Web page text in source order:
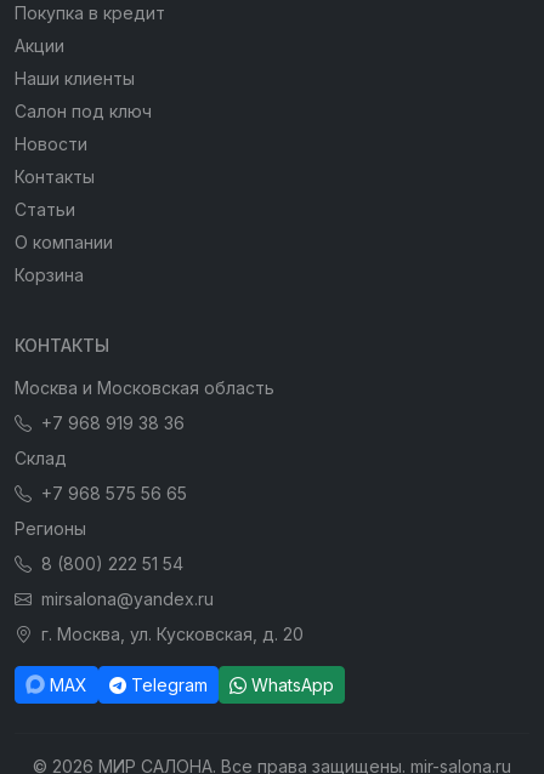
Покупка в кредит
Акции
Наши клиенты
Салон под ключ
Новости
Контакты
Статьи
О компании
Корзина
КОНТАКТЫ
Москва и Московская область
+7 968 919 38 36
Склад
+7 968 575 56 65
Регионы
8 (800) 222 51 54
mirsalona@yandex.ru
г. Москва, ул. Кусковская, д. 20
MAX Telegram WhatsApp
© 2026 МИР САЛОНА. Все права защищены. mir-salona.ru